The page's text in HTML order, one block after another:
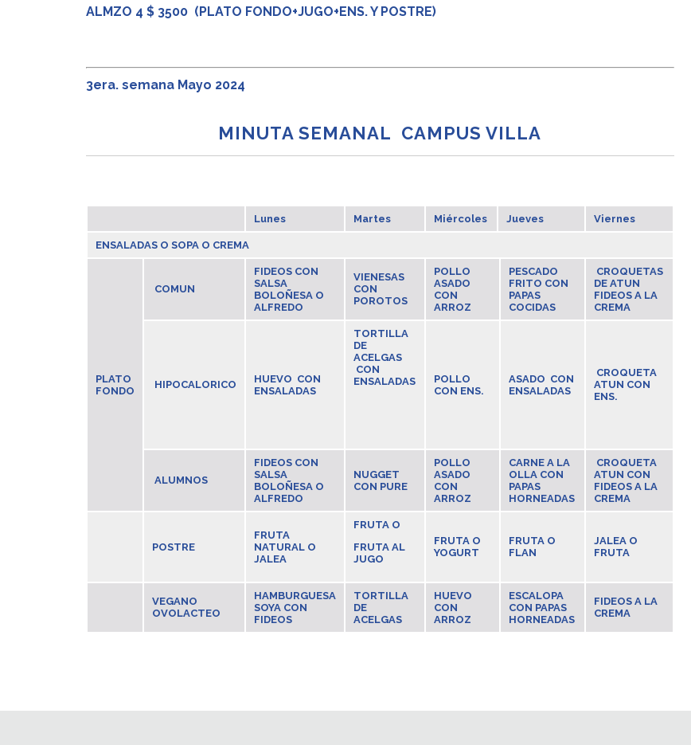
ALMZO 4 $ 3500 (PLATO FONDO+JUGO+ENS. Y POSTRE)
3era. semana Mayo 2024
MINUTA SEMANAL CAMPUS VILLA
Lunes Martes Miércoles Jueves Viernes
ENSALADAS O SOPA O CREMA
PLATO
FONDO
COMUN
FIDEOS CON
SALSA
BOLOÑESA O
ALFREDO
VIENESAS
CON
POROTOS
POLLO
ASADO
CON
ARROZ
PESCADO
FRITO CON
PAPAS
COCIDAS
CROQUETAS
DE ATUN
FIDEOS A LA
CREMA
HIPOCALORICO
HUEVO CON
ENSALADAS
TORTILLA
DE
ACELGAS
CON
ENSALADAS
POLLO
CON ENS.
ASADO CON
ENSALADAS
CROQUETA
ATUN CON
ENS.
ALUMNOS
FIDEOS CON
SALSA
BOLOÑESA O
ALFREDO
NUGGET
CON PURE
POLLO
ASADO
CON
ARROZ
CARNE A LA
OLLA CON
PAPAS
HORNEADAS
CROQUETA
ATUN CON
FIDEOS A LA
CREMA
POSTRE
FRUTA
NATURAL O
JALEA
FRUTA O
FRUTA AL
JUGO
FRUTA O
YOGURT
FRUTA O
FLAN
JALEA O
FRUTA
VEGANO
OVOLACTEO
HAMBURGUESA
SOYA CON
FIDEOS
TORTILLA
DE
ACELGAS
HUEVO
CON
ARROZ
ESCALOPA
CON PAPAS
HORNEADAS
FIDEOS A LA
CREMA